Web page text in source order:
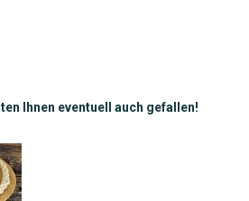
Ihnen eventuell auch gefallen!